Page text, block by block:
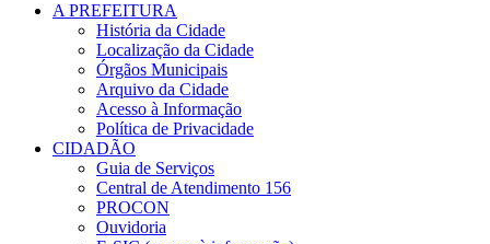
A PREFEITURA
História da Cidade
Localização da Cidade
Órgãos Municipais
Arquivo da Cidade
Acesso à Informação
Política de Privacidade
CIDADÃO
Guia de Serviços
Central de Atendimento 156
PROCON
Ouvidoria